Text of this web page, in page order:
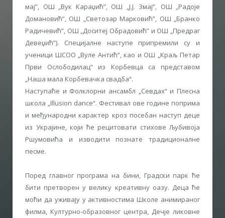
мај”, ОШ „Вук Караџић”, ОШ „Ј.Ј. Змај”, ОШ „Радоје
Домановић”, ОШ „Светозар Марковић”, ОШ „Бранко
Радичевић”, ОШ „Доситеј Обрадовић” и ОШ „Предраг
Девеџић”). Специјалне наступе припремили су и
ученици ШСОО „Вуле Антић“, као и ОШ „Краљ Петар
Први Ослободилац“ из Корбевца са представом
„Наша мала Корбевачка свадба“.
Наступаће и Фолклорни ансамбл „Севдах“ и Плесна
школа „Illusion dance“. Фестивал ове године поприма
и међународни карактер кроз посебан наступ деце
из Украјине, који ће рецитовати стихове Љубивоја
Ршумовића и изводити познате традиционалне
песме.
Поред главног програма на бини, Градски парк ће
бити претворен у велику креативну оазу. Деца ће
моћи да уживају у активностима Школе анимираног
филма, Културно-образовног центра, Дечје ликовне